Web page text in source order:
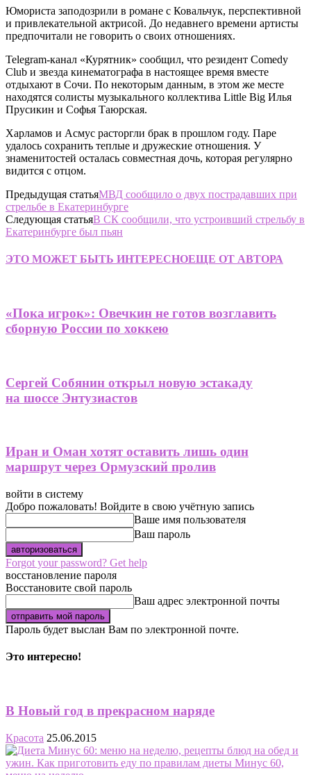
Юмориста заподозрили в романе с Ковальчук, перспективной
и привлекательной актрисой. До недавнего времени артисты
предпочитали не говорить о своих отношениях.
Telegram-канал «Курятник» сообщил, что резидент Comedy
Club и звезда кинематографа в настоящее время вместе
отдыхают в Сочи. По некоторым данным, в этом же месте
находятся солисты музыкального коллектива Little Big Илья
Прусикин и Софья Таюрская.
Харламов и Асмус расторгли брак в прошлом году. Паре
удалось сохранить теплые и дружеские отношения. У
знаменитостей осталась совместная дочь, которая регулярно
видится с отцом.
Предыдущая статьяМВД сообщило о двух пострадавших при
стрельбе в Екатеринбурге
Следующая статьяВ СК сообщили, что устроивший стрельбу в
Екатеринбурге был пьян
ЭТО МОЖЕТ БЫТЬ ИНТЕРЕСНОЕЩЕ ОТ АВТОРА
«Пока игрок»: Овечкин не готов возглавить
сборную России по хоккею
Сергей Собянин открыл новую эстакаду
на шоссе Энтузиастов
Иран и Оман хотят оставить лишь один
маршрут через Ормузский пролив
войти в систему
Добро пожаловать! Войдите в свою учётную запись
Ваше имя пользователя
Ваш пароль
Forgot your password? Get help
восстановление пароля
Восстановите свой пароль
Ваш адрес электронной почты
Пароль будет выслан Вам по электронной почте.
Это интересно!
В Новый год в прекрасном наряде
Красота 25.06.2015